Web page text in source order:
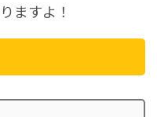
ますよ！